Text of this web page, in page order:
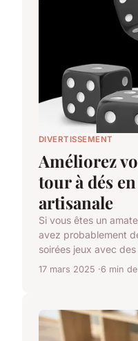
DIVERTISSEMENT
Améliorez
tour à dés
artisanale
Si vous êtes un
avez probablement
soirées jeux avec
17 mars 2025 6 min